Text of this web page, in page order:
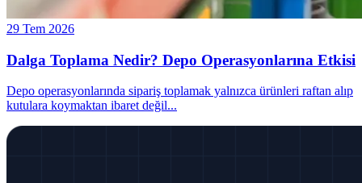
29 Tem 2026
Dalga Toplama Nedir? Depo Operasyonlarına Etkisi
Depo operasyonlarında sipariş toplamak yalnızca ürünleri raftan alıp
kutulara koymaktan ibaret değil...